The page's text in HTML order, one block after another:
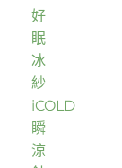
好
眠
冰
紗
iCOLD
瞬
涼